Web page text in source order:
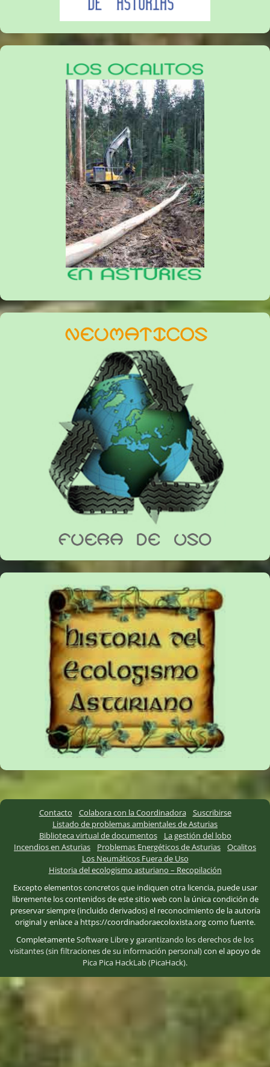
Contacto Colabora con la Coordinadora
Suscribirse
Listado de problemas ambientales de Asturias
Biblioteca virtual de documentos
La gestión del lobo
Incendios en Asturias
Problemas Energéticos de Asturias
Ocalitos
Los Neumáticos Fuera de Uso
Historia del ecologismo asturiano – Recopilación
Excepto elementos concretos que indiquen otra licencia, puede usar
libremente los contenidos de este sitio web con la única condición de
preservar siempre (incluido derivados) el reconocimiento de la autoría
original y enlace a https://coordinadoraecoloxista.org como fuente.
CompletamenteSoftware Libreygarantizando los derechos de los
visitantes (sin filtraciones de su información personal)con el apoyo de
Pica Pica HackLab (PicaHack).